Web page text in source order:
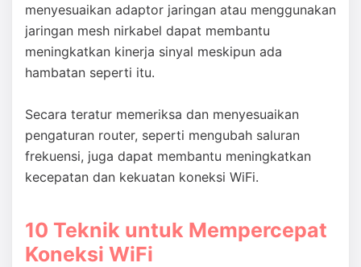
menyesuaikan adaptor jaringan atau menggunakan
jaringan mesh nirkabel dapat membantu
meningkatkan kinerja sinyal meskipun ada
hambatan seperti itu.
Secara teratur memeriksa dan menyesuaikan
pengaturan router, seperti mengubah saluran
frekuensi, juga dapat membantu meningkatkan
kecepatan dan kekuatan koneksi WiFi.
10 Teknik untuk Mempercepat
Koneksi WiFi